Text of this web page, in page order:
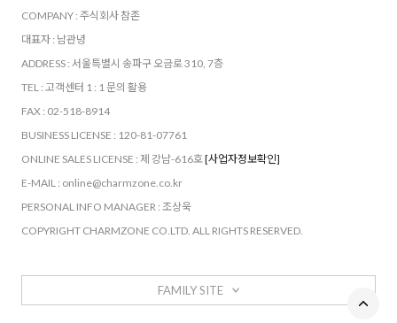
COMPANY : 주식회사 참존
대표자 : 남관녕
ADDRESS : 서울특별시 송파구 오금로 310, 7층
TEL : 고객센터 1 : 1 문의 활용
FAX : 02-518-8914
BUSINESS LICENSE : 120-81-07761
ONLINE SALES LICENSE : 제 강남-616호[사업자정보확인]
E-MAIL : online@charmzone.co.kr
PERSONAL INFO MANAGER : 조상욱
COPYRIGHT CHARMZONE CO.LTD. ALL RIGHTS RESERVED.
FAMILY SITE